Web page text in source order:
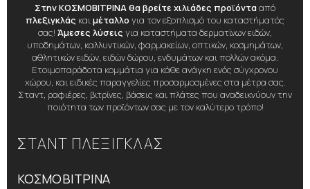
Στην ΚΟΣΜΟΒΙΤΡΙΝΑ θα βρείτε χιλιάδες προϊόντααπό
πλεξιγκλάς καιμέταλλο για τον εξοπλισμό του καταστήματός
σας! Άμεσες λύσεις για καταστήματα δερματίνων ειδών,
υποδημάτων, καλλυντικών, φαρμακείων, οπτικών, κοσμημάτων,
αθλητικών ειδών, ειδών δώρου, ενδυμάτων και πολλών ακόμα.
Ετοιμοπαράδοτα κομμάτια για κάθε ανάγκη ενός σύγχρονου
χώρου, και ειδικές παραγγελίες προσαρμοσμένες στα μέτρα σας.
Σταντ, ραφιέρες, βιτρίνες, βάσεις και πλάτες που αναδεικνύουν την
ποιότητα των προϊόντων σας με τον καλύτερο τρόπο!
ΣΤΑΝΤ ΠΛΕΞΙΓΚΛΑΣ
ΚΟΣΜΟΒΙΤΡΙΝΑ